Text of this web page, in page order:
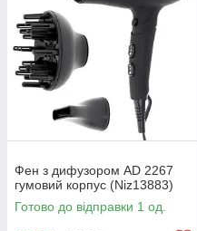
Фен з дифузором AD 2267
гумовий корпус (Niz13883)
Готово до відправки 1 од.